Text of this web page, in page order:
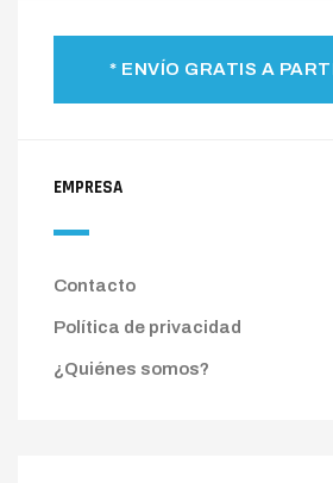
* ENVÍO GRATIS A
EMPRESA
Contacto
Política de privacidad
¿Quiénes somos?